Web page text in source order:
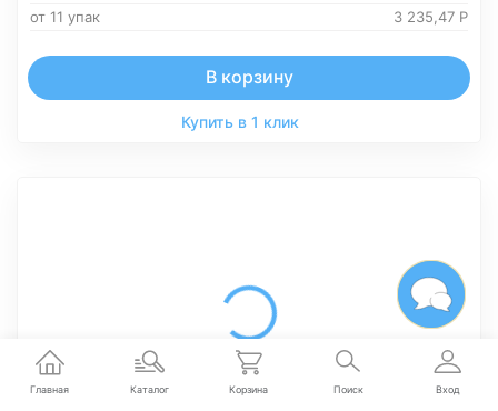
от 11 упак
3 235,47 Р
В корзину
Купить в 1 клик
Главная Каталог Корзина Поиск Вход